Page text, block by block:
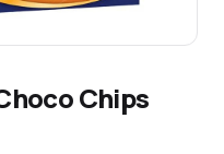
Chips